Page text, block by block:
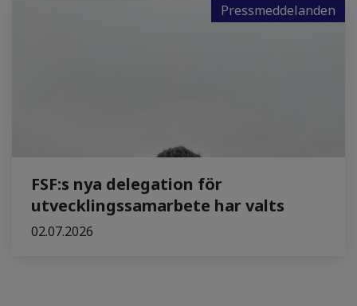
Pressmeddelanden
FSF:s nya delegation för
utvecklingssamarbete har valts
02.07.2026